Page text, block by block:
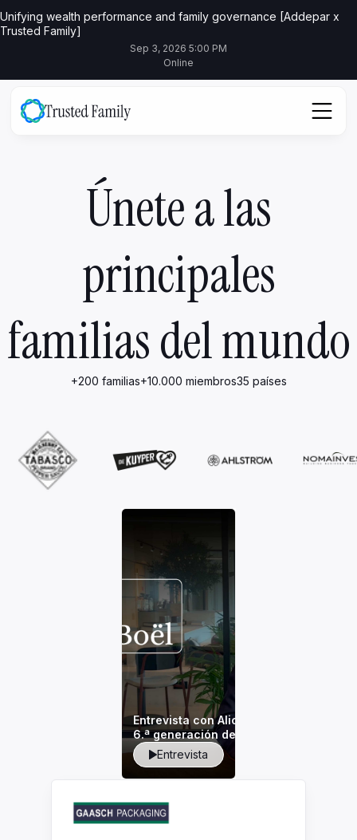
Unifying wealth performance and family governance [Addepar x
Trusted Family]
Sep 3, 2026 5:00 PM
Online
Únete a las
principales
familias del mundo
+200 familias+10.000 miembros35 países
Entrevista con Alice Vaxelaire,
6.ª generación de la familia Boël
Entrevista